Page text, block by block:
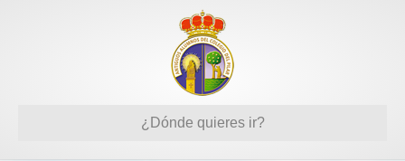
¿Dónde quieres ir?